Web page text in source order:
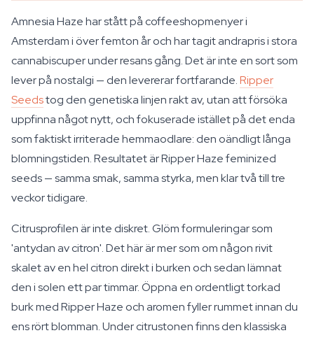
Amnesia Haze har stått på coffeeshopmenyer i
Amsterdam i över femton år och har tagit andrapris i stora
cannabiscuper under resans gång. Det är inte en sort som
lever på nostalgi — den levererar fortfarande.Ripper
Seedstog den genetiska linjen rakt av, utan att försöka
uppfinna något nytt, och fokuserade istället på det enda
som faktiskt irriterade hemmaodlare: den oändligt långa
blomningstiden. Resultatet är Ripper Haze feminized
seeds — samma smak, samma styrka, men klar två till tre
veckor tidigare.
Citrusprofilen är inte diskret. Glöm formuleringar som
'antydan av citron'. Det här är mer som om någon rivit
skalet av en hel citron direkt i burken och sedan lämnat
den i solen ett par timmar. Öppna en ordentligt torkad
burk med Ripper Haze och aromen fyller rummet innan du
ens rört blomman. Under citrustonen finns den klassiska